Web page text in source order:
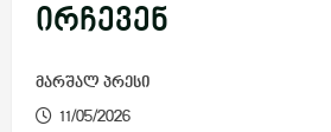
ირჩევენ
მარშალ პრესი
11/05/2026